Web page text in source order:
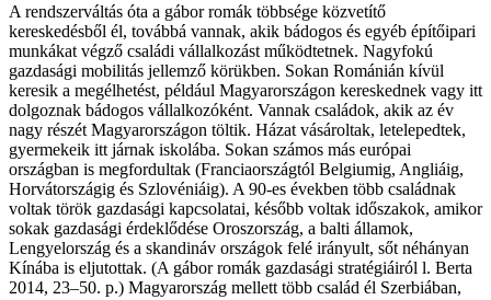
A rendszerváltás óta a gábor romák többsége közvetítő
kereskedésből él, továbbá vannak, akik bádogos és egyéb építőipari
munkákat végző családi vállalkozást működtetnek. Nagyfokú
gazdasági mobilitás jellemző körükben. Sokan Románián kívül
keresik a megélhetést, például Magyarországon kereskednek vagy itt
dolgoznak bádogos vállalkozóként. Vannak családok, akik az év
nagy részét Magyarországon töltik. Házat vásároltak, letelepedtek,
gyermekeik itt járnak iskolába. Sokan számos más európai
országban is megfordultak (Franciaországtól Belgiumig, Angliáig,
Horvátországig és Szlovéniáig). A 90-es években több családnak
voltak török gazdasági kapcsolatai, később voltak időszakok, amikor
sokak gazdasági érdeklődése Oroszország, a balti államok,
Lengyelország és a skandináv országok felé irányult, sőt néhányan
Kínába is eljutottak. (A gábor romák gazdasági stratégiáiról l. Berta
2014, 23–50. p.) Magyarország mellett több család él Szerbiában,